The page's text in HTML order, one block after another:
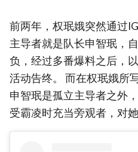
前两年，权珉娥突然通过
主导者就是队长申智珉，
负，经过多番爆料之后，
活动告终。 而在权珉娥所
申智珉是孤立主导者之外
受霸凌时充当旁观者，对